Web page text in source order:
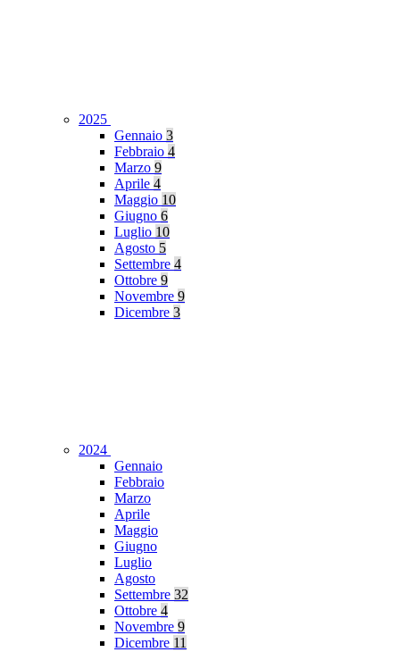
2025
Gennaio 3
Febbraio 4
Marzo 9
Aprile 4
Maggio 10
Giugno 6
Luglio 10
Agosto 5
Settembre 4
Ottobre 9
Novembre 9
Dicembre 3
2024
Gennaio
Febbraio
Marzo
Aprile
Maggio
Giugno
Luglio
Agosto
Settembre 32
Ottobre 4
Novembre 9
Dicembre 11